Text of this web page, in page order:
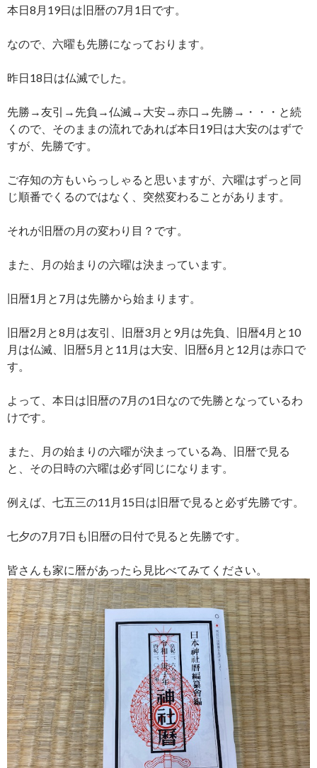
本日8月19日は旧暦の7月1日です。
なので、六曜も先勝になっております。
昨日18日は仏滅でした。
先勝→友引→先負→仏滅→大安→赤口→先勝→・・・と続
くので、そのままの流れであれば本日19日は大安のはずで
すが、先勝です。
ご存知の方もいらっしゃると思いますが、六曜はずっと同
じ順番でくるのではなく、突然変わることがあります。
それが旧暦の月の変わり目？です。
また、月の始まりの六曜は決まっています。
旧暦1月と7月は先勝から始まります。
旧暦2月と8月は友引、旧暦3月と9月は先負、旧暦4月と10
月は仏滅、旧暦5月と11月は大安、旧暦6月と12月は赤口で
す。
よって、本日は旧暦の7月の1日なので先勝となっているわ
けです。
また、月の始まりの六曜が決まっている為、旧暦で見る
と、その日時の六曜は必ず同じになります。
例えば、七五三の11月15日は旧暦で見ると必ず先勝です。
七夕の7月7日も旧暦の日付で見ると先勝です。
皆さんも家に暦があったら見比べてみてください。